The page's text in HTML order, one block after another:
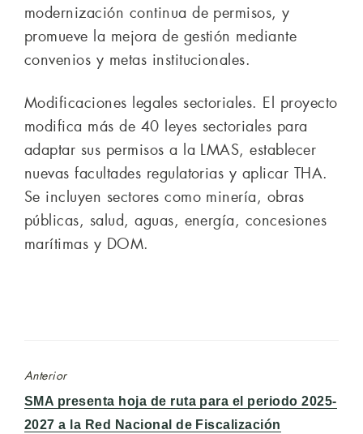
modernización continua de permisos, y
promueve la mejora de gestión mediante
convenios y metas institucionales.
Modificaciones legales sectoriales. El proyecto
modifica más de 40 leyes sectoriales para
adaptar sus permisos a la LMAS, establecer
nuevas facultades regulatorias y aplicar THA.
Se incluyen sectores como minería, obras
públicas, salud, aguas, energía, concesiones
marítimas y DOM.
Anterior
Entrada
anterior:
SMA presenta hoja de ruta para el periodo 2025-
2027 a la Red Nacional de Fiscalización